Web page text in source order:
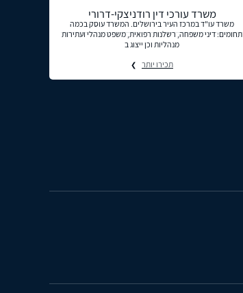
משרד עורכי דין רודניצקי-דרורי
משרד עו"ד במרכז העיר בירושלים. המשרד עוסק בכמה
תחומים: דיני משפחה, רשלנות רפואית, משפט מנהלי ועתירות
מנהליות וכן ייצוג ב
תכירו יותר